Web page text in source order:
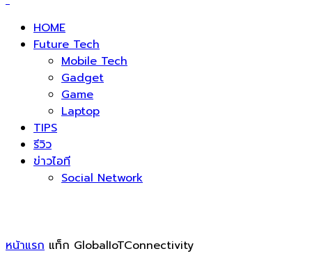
HOME
Future Tech
Mobile Tech
Gadget
Game
Laptop
TIPS
รีวิว
ข่าวไอที
Social Network
หน้าแรก แท็ก GlobalIoTConnectivity